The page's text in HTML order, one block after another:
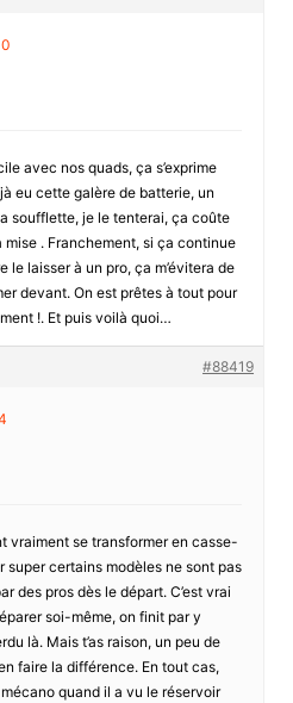
avec nos quads, ça s’exprime
eu cette galère de batterie, un
soufflette, je le tenterai, ça coûte
. Franchement, si ça continue
le laisser à un pro, ça m’évitera de
devant. On est prêtes à tout pour
!. Et puis voilà quoi…
#88419
vraiment se transformer en casse-
super certains modèles ne sont pas
des pros dès le départ. C’est vrai
soi-même, on finit par y
là. Mais t’as raison, un peu de
faire la différence. En tout cas,
quand il a vu le réservoir